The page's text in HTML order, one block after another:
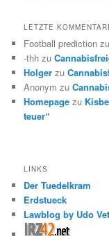
LETZTE
Football prediction
-thh zu
Holger zu
Anonym zu
Homepage zu
teuer“
LINKS
Der Tuedelkram
Erdstueck
Lawblog by Udo